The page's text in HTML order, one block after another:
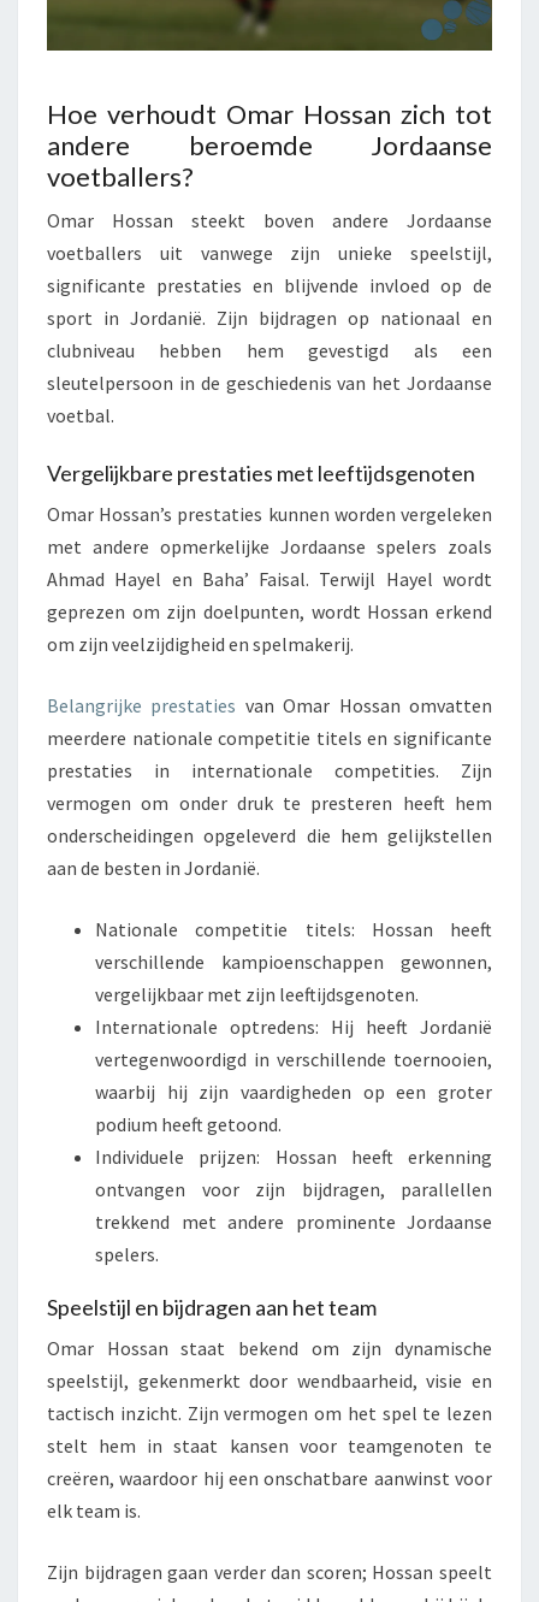
Hoe verhoudt Omar Hossan zich tot
andere beroemde Jordaanse
voetballers?
Omar Hossan steekt boven andere Jordaanse
voetballers uit vanwege zijn unieke speelstijl,
significante prestaties en blijvende invloed op de
sport in Jordanië. Zijn bijdragen op nationaal en
clubniveau hebben hem gevestigd als een
sleutelpersoon in de geschiedenis van het Jordaanse
voetbal.
Vergelijkbare prestaties met leeftijdsgenoten
Omar Hossan’s prestaties kunnen worden vergeleken
met andere opmerkelijke Jordaanse spelers zoals
Ahmad Hayel en Baha’ Faisal. Terwijl Hayel wordt
geprezen om zijn doelpunten, wordt Hossan erkend
om zijn veelzijdigheid en spelmakerij.
Belangrijke prestaties van Omar Hossan omvatten
meerdere nationale competitie titels en significante
prestaties in internationale competities. Zijn
vermogen om onder druk te presteren heeft hem
onderscheidingen opgeleverd die hem gelijkstellen
aan de besten in Jordanië.
Nationale competitie titels: Hossan heeft
verschillende kampioenschappen gewonnen,
vergelijkbaar met zijn leeftijdsgenoten.
Internationale optredens: Hij heeft Jordanië
vertegenwoordigd in verschillende toernooien,
waarbij hij zijn vaardigheden op een groter
podium heeft getoond.
Individuele prijzen: Hossan heeft erkenning
ontvangen voor zijn bijdragen, parallellen
trekkend met andere prominente Jordaanse
spelers.
Speelstijl en bijdragen aan het team
Omar Hossan staat bekend om zijn dynamische
speelstijl, gekenmerkt door wendbaarheid, visie en
tactisch inzicht. Zijn vermogen om het spel te lezen
stelt hem in staat kansen voor teamgenoten te
creëren, waardoor hij een onschatbare aanwinst voor
elk team is.
Zijn bijdragen gaan verder dan scoren; Hossan speelt